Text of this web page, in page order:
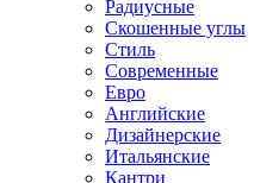
Радиусные
Скошенные углы
Стиль
Современные
Евро
Английские
Дизайнерские
Итальянские
Кантри